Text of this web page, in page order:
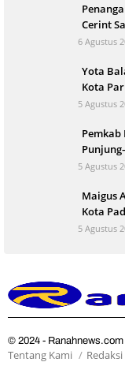
Cerint
6 Agustus
Yota
Kota
5 Agustus
5 Agustus
Maigus
Kota
5 Agustus
© 2024 -
Tentang Kami Redaksi